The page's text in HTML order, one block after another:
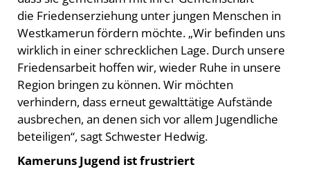
die Friedenserziehung unter jungen Menschen in
Westkamerun fördern möchte. „Wir befinden uns
wirklich in einer schrecklichen Lage. Durch unsere
Friedensarbeit hoffen wir, wieder Ruhe in unsere
Region bringen zu können. Wir möchten
verhindern, dass erneut gewalttätige Aufstände
ausbrechen, an denen sich vor allem Jugendliche
beteiligen“, sagt Schwester Hedwig.
Kameruns Jugend ist frustriert